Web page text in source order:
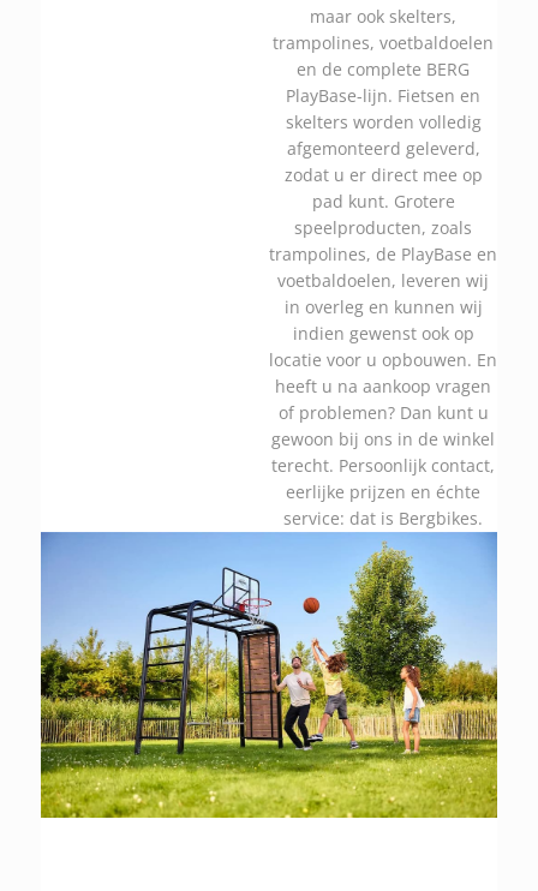
maar ook skelters,
trampolines, voetbaldoelen
en de complete BERG
PlayBase-lijn. Fietsen en
skelters worden volledig
afgemonteerd geleverd,
zodat u er direct mee op
pad kunt. Grotere
speelproducten, zoals
trampolines, de PlayBase en
voetbaldoelen, leveren wij
in overleg en kunnen wij
indien gewenst ook op
locatie voor u opbouwen. En
heeft u na aankoop vragen
of problemen? Dan kunt u
gewoon bij ons in de winkel
terecht. Persoonlijk contact,
eerlijke prijzen en échte
service: dat is Bergbikes.